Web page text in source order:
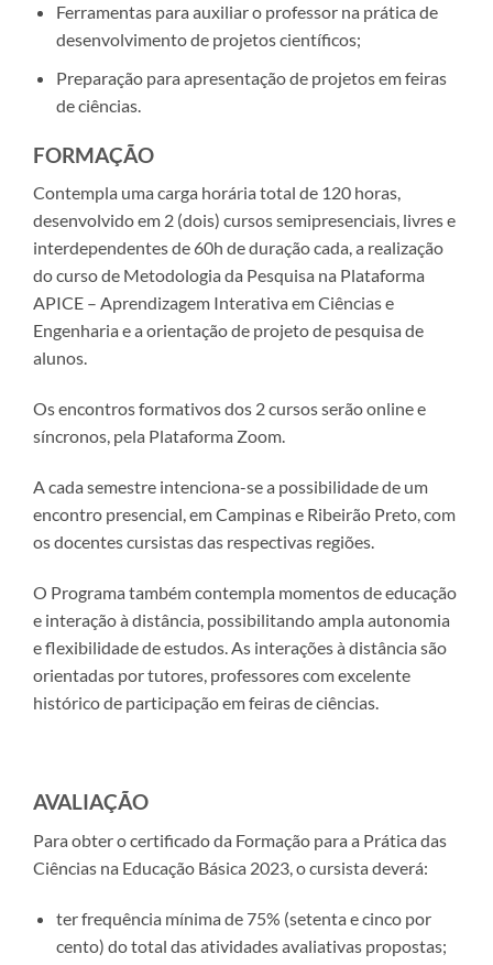
Ferramentas para auxiliar o professor na prática de
desenvolvimento de projetos científicos;
Preparação para apresentação de projetos em feiras
de ciências.
FORMAÇÃO
Contempla uma carga horária total de 120 horas,
desenvolvido em 2 (dois) cursos semipresenciais, livres e
interdependentes de 60h de duração cada, a realização
do curso de Metodologia da Pesquisa na Plataforma
APICE – Aprendizagem Interativa em Ciências e
Engenharia e a orientação de projeto de pesquisa de
alunos.
Os encontros formativos dos 2 cursos serão online e
síncronos, pela Plataforma Zoom.
A cada semestre intenciona-se a possibilidade de um
encontro presencial, em Campinas e Ribeirão Preto, com
os docentes cursistas das respectivas regiões.
O Programa também contempla momentos de educação
e interação à distância, possibilitando ampla autonomia
e flexibilidade de estudos. As interações à distância são
orientadas por tutores, professores com excelente
histórico de participação em feiras de ciências.
AVALIAÇÃO
Para obter o certificado da Formação para a Prática das
Ciências na Educação Básica 2023, o cursista deverá:
ter frequência mínima de 75% (setenta e cinco por
cento) do total das atividades avaliativas propostas;